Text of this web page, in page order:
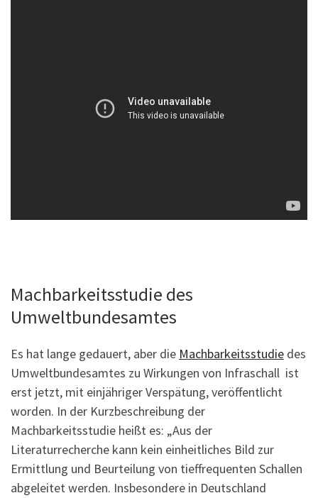
Machbarkeitsstudie des
Umweltbundesamtes
Es hat lange gedauert, aber die Machbarkeitsstudie des
Umweltbundesamtes zu Wirkungen von Infraschall ist
erst jetzt, mit einjähriger Verspätung, veröffentlicht
worden. In der Kurzbeschreibung der
Machbarkeitsstudie heißt es: „Aus der
Literaturrecherche kann kein einheitliches Bild zur
Ermittlung und Beurteilung von tieffrequenten Schallen
abgeleitet werden. Insbesondere in Deutschland